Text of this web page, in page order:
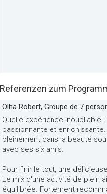
Referenzen zum
Olha Robert, Groupe de 7
Quelle expérience inoubliable
passionnante et
pleinement dans la beauté
avec ses six amis.
Pour finir le tout, une
Le mix d'une activité de plein
équilibrée. Fortement